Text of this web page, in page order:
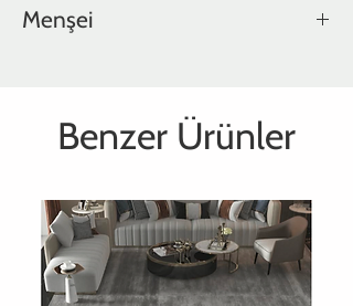
Menşei
Benzer Ürünler